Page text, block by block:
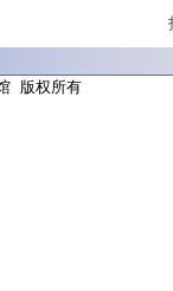
版权所有